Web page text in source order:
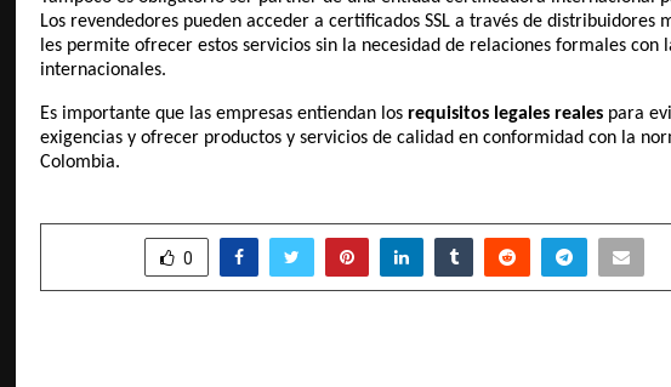
Los revendedores pueden acceder a certificados SSL a través de distribuidores
les permite ofrecer estos servicios sin la necesidad de relaciones formales con
internacionales.
Es importante que las empresas entiendan los requisitos legales reales para
exigencias y ofrecer productos y servicios de calidad en conformidad con la
Colombia.
0